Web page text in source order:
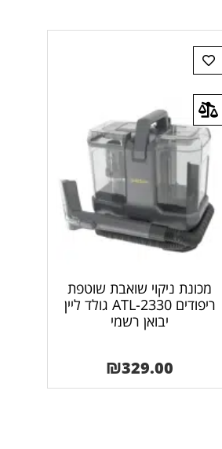
מכונת ניקוי שואבת שוטפת
ריפודים ATL-2330 גולד ליין
יבואן רשמי
₪329.00